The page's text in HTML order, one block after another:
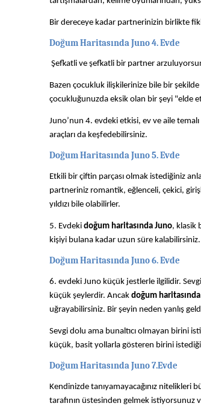
Bir dereceye kadar partnerinizin birlikte
Doğum Haritasında Juno 4. Evde
Şefkatli ve şefkatli bir partner
Bazen çocukluk ilişkilerinize bile bir
çocukluğunuzda eksik olan bir şeyi "elde
Juno’nun 4. evdeki etkisi, ev ve aile
araçları da keşfedebilirsiniz.
Doğum Haritasında Juno 5. Evde
Etkili bir çiftin parçası olmak istediğiniz
partneriniz romantik, eğlenceli, çekici,
yıldızı bile olabilirler.
5. Evdeki doğum haritasında Juno, klasik
kişiyi bulana kadar uzun süre kalabilirsiniz.
Doğum Haritasında Juno 6. Evde
6. evdeki Juno küçük jestlerle ilgilidir.
küçük şeylerdir. Ancak doğum
uğrayabilirsiniz. Bir şeyin neden yanlış
Sevgi dolu ama bunaltıcı olmayan birini
küçük, basit yollarla gösteren birini
Doğum Haritasında Juno 7.Evde
Kendinizde tanıyamayacağınız nitelikleri
tarafının üstesinden gelmek istiyorsunuz